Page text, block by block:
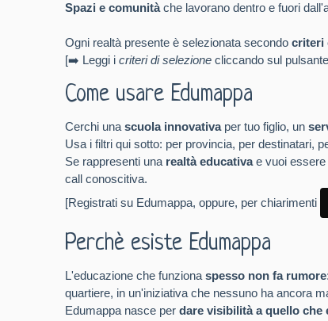
Spazi e comunitàche lavorano dentro e fuori
Ogni realtà presente è selezionata secondocriteri
[➡️ Leggi icriteri di selezione cliccando sul
Come usare Edumappa
Cerchi unascuola innovativaper tuo figlio, un
Usa i filtri qui sotto: per provincia, per destinatari,
Se rappresenti una realtà educativae vuoi essere
call conoscitiva.
[Registrati su Edumappa, oppure, perchiarimenti
Perchè esiste Edumappa
L'educazione che funzionaspesso non fa
quartiere, in un'iniziativa che nessuno ha ancora
Edumappa nasce perdare visibilità a quello che